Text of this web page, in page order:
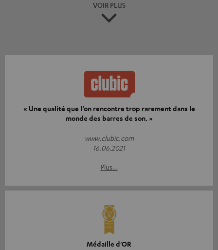
VOIR PLUS
« Une qualité que l’on rencontre trop rarement dans le
monde des barres de son. »
www.clubic.com
16.06.2021
Plus…
Médaille d'OR